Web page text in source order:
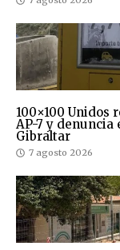
100×100 Unidos
AP-7 y denuncia
Gibraltar
7 agosto 2026